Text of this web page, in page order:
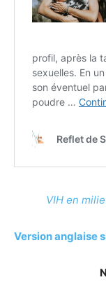
VIH en
Version anglaise